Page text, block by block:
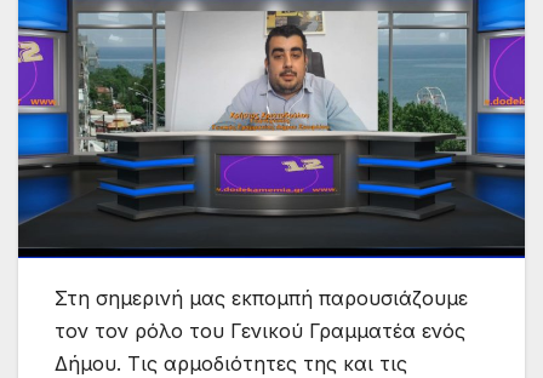
Στη σημερινή μας εκπομπή παρουσιάζουμε
τον τον ρόλο του Γενικού Γραμματέα ενός
Δήμου. Τις αρμοδιότητες της και τις